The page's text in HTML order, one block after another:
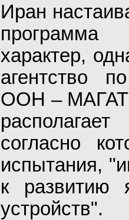
Иран
характер,
агентство
ООН –
согласно
испытания,
к развитию
устройств".